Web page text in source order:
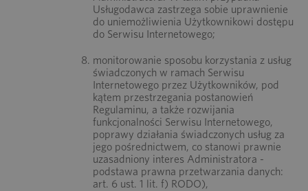
Usługodawca zastrzega sobie uprawnienie
do uniemożliwienia Użytkownikowi dostępu
do Serwisu Internetowego;
monitorowanie sposobu korzystania z usług
świadczonych w ramach Serwisu
Internetowego przez Użytkowników, pod
kątem przestrzegania postanowień
Regulaminu, a także rozwijania
funkcjonalności Serwisu Internetowego,
poprawy działania świadczonych usług za
jego pośrednictwem, co stanowi prawnie
uzasadniony interes Administratora -
podstawa prawna przetwarzania danych:
art. 6 ust. 1 lit. f) RODO),